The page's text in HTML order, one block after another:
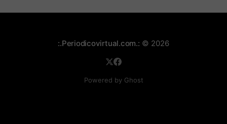
:.Periodicovirtual.com.: © 2026
Powered by Ghost